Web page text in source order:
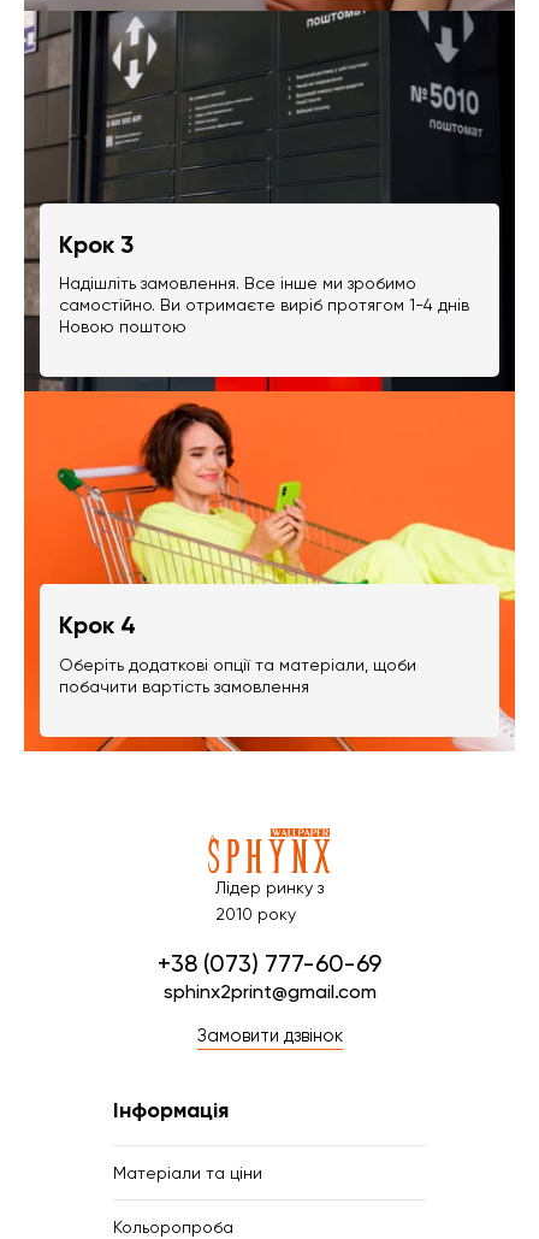
Крок 3
Надішліть замовлення. Все інше ми зробимо
самостійно. Ви отримаєте виріб протягом 1-4 днів
Новою поштою
Крок 4
Оберіть додаткові опції та матеріали, щоби
побачити вартість замовлення
Лідер ринку з
2010 року
+38 (073) 777-60-69
sphinx2print@gmail.com
Замовити дзвінок
Інформація
Матеріали та ціни
Кольоропроба